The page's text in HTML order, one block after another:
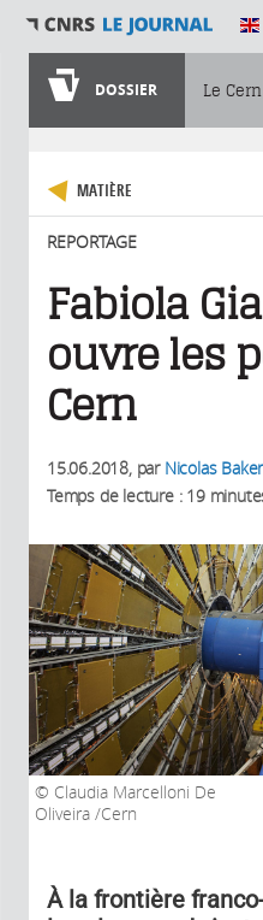
SECTIONS
DOSSIER Le
MATIÈRE
REPORTAGE
Fabiola
ouvre les
Cern
15.06.2018, par Nicolas Baker
Temps de lecture : 19
Claudia Marcelloni De
Oliveira /Cern
À la frontière